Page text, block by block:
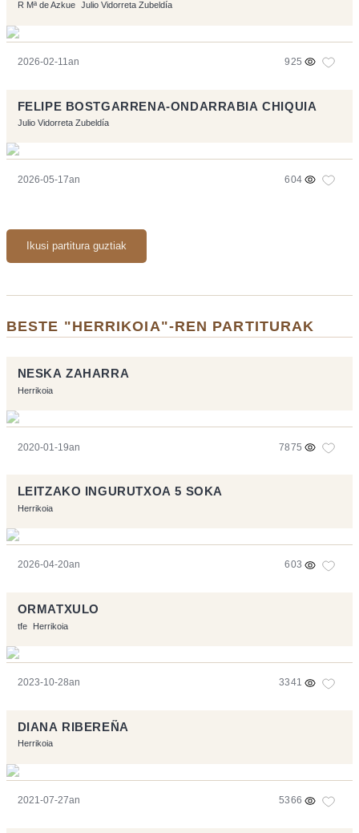
R Mª de Azkue Julio Vidorreta Zubeldía
2026-02-11an 925
FELIPE BOSTGARRENA-ONDARRABIA CHIQUIA
Julio Vidorreta Zubeldía
2026-05-17an 604
Ikusi partitura guztiak
BESTE "HERRIKOIA"-REN PARTITURAK
NESKA ZAHARRA
Herrikoia
2020-01-19an 7875
LEITZAKO INGURUTXOA 5 SOKA
Herrikoia
2026-04-20an 603
ORMATXULO
tfe Herrikoia
2023-10-28an 3341
DIANA RIBEREÑA
Herrikoia
2021-07-27an 5366